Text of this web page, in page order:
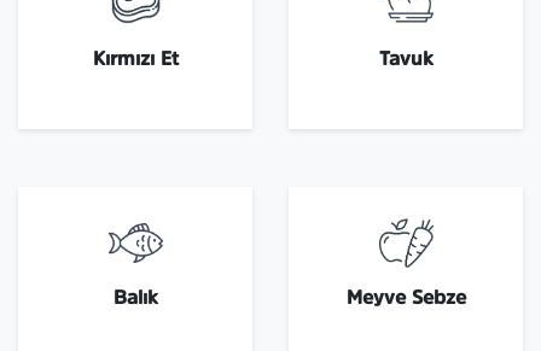
Kırmızı Et Tavuk
Balık Meyve Sebze